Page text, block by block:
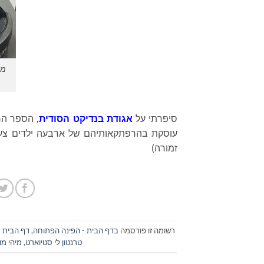
סיפרתי על אגודת בנדיקט הסודית, הספר
עוסקת בהרפתקאותיהם של ארבעה ילדים
זמורה)
רשומה זו פורסמה בדף הבית - הפינה הפתוחה,דף
טרנטון לי סטיוארט, מיהי